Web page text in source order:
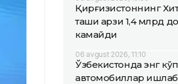
Қирғизистоннинг
ташқи қарзи 1,4 млрд
камайди
06 avgust 2026, 11:10
Ўзбекистонда энг кўп
автомобиллар ишлаб